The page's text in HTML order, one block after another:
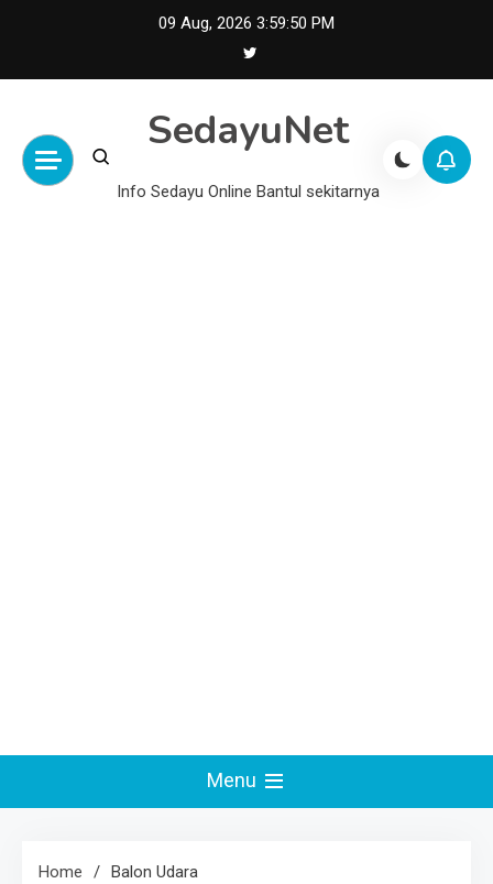
09 Aug, 2026 3:59:51 PM
SedayuNet
Info Sedayu Online Bantul sekitarnya
Menu
Home Balon Udara